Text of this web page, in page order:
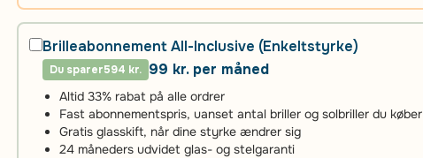
Brilleabonnement All-Inclusive (Enkeltstyrke)
Du sparer594 kr. 99 kr. per måned
Altid 33% rabat på alle ordrer
Fast abonnementspris, uanset antal briller og solbriller du køber
Gratis glasskift, når dine styrke ændrer sig
24 måneders udvidet glas- og stelgaranti